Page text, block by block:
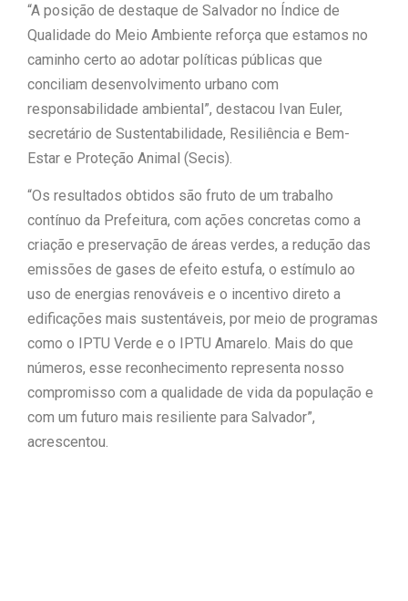
“A posição de destaque de Salvador no Índice de
Qualidade do Meio Ambiente reforça que estamos no
caminho certo ao adotar políticas públicas que
conciliam desenvolvimento urbano com
responsabilidade ambiental”, destacou Ivan Euler,
secretário de Sustentabilidade, Resiliência e Bem-
Estar e Proteção Animal (Secis).
“Os resultados obtidos são fruto de um trabalho
contínuo da Prefeitura, com ações concretas como a
criação e preservação de áreas verdes, a redução das
emissões de gases de efeito estufa, o estímulo ao
uso de energias renováveis e o incentivo direto a
edificações mais sustentáveis, por meio de programas
como o IPTU Verde e o IPTU Amarelo. Mais do que
números, esse reconhecimento representa nosso
compromisso com a qualidade de vida da população e
com um futuro mais resiliente para Salvador”,
acrescentou.